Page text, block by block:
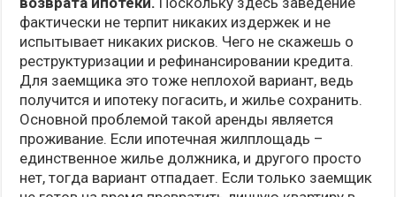
фактически не терпит никаких издержек и не
испытывает никаких рисков. Чего не скажешь о
реструктуризации и рефинансировании кредита.
Для заемщика это тоже неплохой вариант, ведь
получится и ипотеку погасить, и жилье сохранить.
Основной проблемой такой аренды является
проживание. Если ипотечная жилплощадь –
единственное жилье должника, и другого просто
нет, тогда вариант отпадает. Если только заемщик